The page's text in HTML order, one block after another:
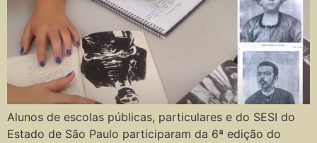
Alunos de escolas públicas, particulares e do SESI do
Estado de São Paulo participaram da 6ª edição do